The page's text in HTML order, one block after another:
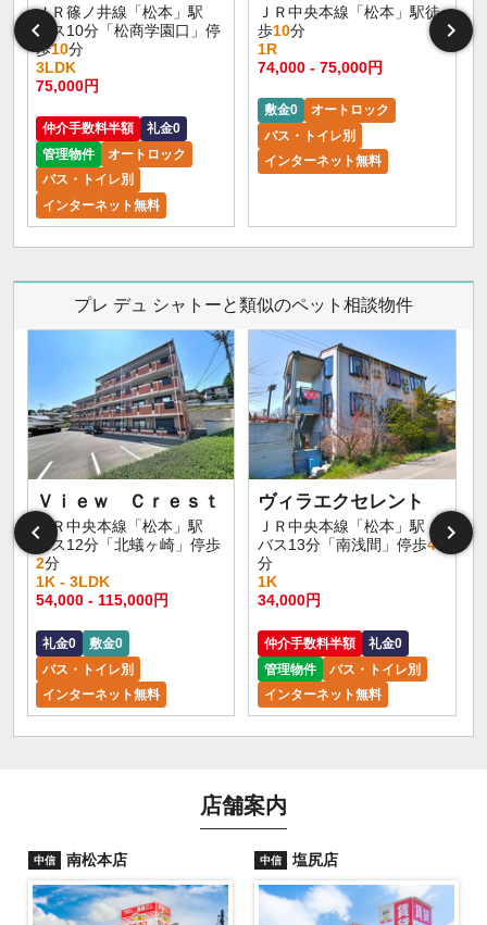
ＪＲ篠ノ井線「松本」駅
バス10分「松商学園口」停
歩10分
3LDK
75,000円
仲介手数料半額
礼金0
管理物件
オートロック
バス・トイレ別
インターネット無料
ＪＲ中央本線「松本」駅徒
歩10分
1R
74,000 - 75,000円
敷金0
オートロック
バス・トイレ別
インターネット無料
プレ デュ シャトーと類似のペット相談物件
Ｖｉｅｗ Ｃｒｅｓｔ
ＪＲ中央本線「松本」駅
バス12分「北蟻ヶ崎」停歩
2分
1K - 3LDK
54,000 - 115,000円
礼金0
敷金0
バス・トイレ別
インターネット無料
ヴィラエクセレント
ＪＲ中央本線「松本」駅
バス13分「南浅間」停歩4
分
1K
34,000円
仲介手数料半額
礼金0
管理物件
バス・トイレ別
インターネット無料
店舗案内
中信 南松本店 中信 塩尻店